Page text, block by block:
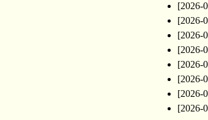
[2026-
[2026-
[2026-
[2026-
[2026-
[2026-
[2026-
[2026-